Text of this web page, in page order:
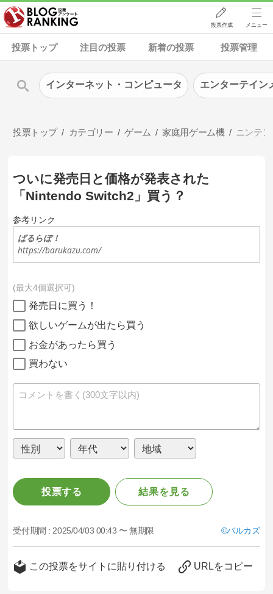
投票作成 メニュー
投票トップ 注目の投票 新着の投票 投票管理
投票トップ カテゴリー ゲーム 家庭用ゲーム機 ニンテ
ついに発売日と価格が発表された
「Nintendo Switch2」買う？
参考リンク
ばるらぼ！
https://barukazu.com/
最大4個選択可
発売日に買う！
欲しいゲームが出たら買う
お金があったら買う
買わない
投票する 結果を見る
受付期間 : 2025/04/03 00:43 〜 無期限 バルカズ
この投票をサイトに貼り付ける URLをコピー
インターネット・コンピュータ エンターテイン